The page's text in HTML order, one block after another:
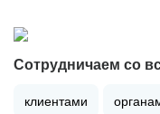
Сотрудничаем со
клиентами